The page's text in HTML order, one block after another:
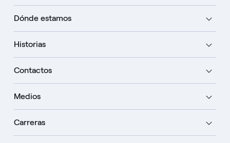
Dónde estamos
Historias
Contactos
Medios
Carreras